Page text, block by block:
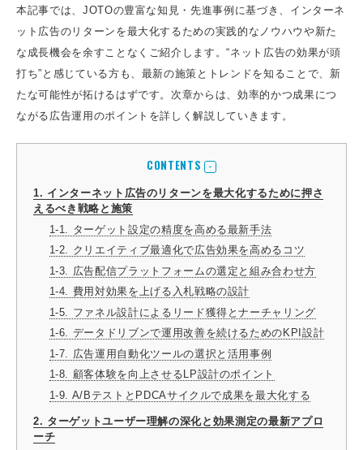
本記事では、JOTOの豊富な知見・先進事例に基づき、インターネ
ット広告のリターンを最大化するための実践的なノウハウや新た
な成長機会を余すことなくご紹介します。“ネット広告の効果が頭
打ち”と感じている方も、最新の施策とトレンドを知ることで、新
たな可能性が拓けるはずです。次章からは、効率的かつ成果につ
ながる広告運用のポイントを詳しく解説していきます。
CONTENTS
1. インターネット広告のリターンを最大化するために押さ
えるべき戦略と施策
1-1. ターゲット設定の精度を高める最新手法
1-2. クリエイティブ最適化で広告効果を高めるコツ
1-3. 広告配信プラットフォームの選定と組み合わせ方
1-4. 費用対効果を上げる入札戦略の設計
1-5. ファネル設計によるリード獲得とナーチャリング
1-6. データドリブンで運用改善を続けるためのKPI設計
1-7. 広告運用自動化ツールの選択と活用事例
1-8. 顧客体験を向上させるLP設計のポイント
1-9. A/BテストとPDCAサイクルで成果を最大化する
2. ターゲットユーザー理解の深化と効果測定の最新アプロ
ーチ